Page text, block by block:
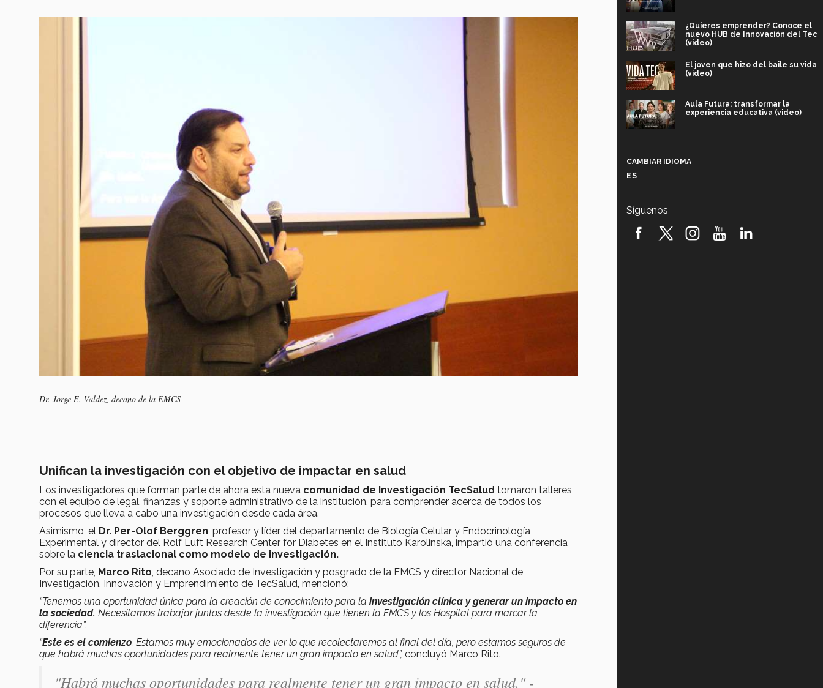
Dr. Jorge E. Valdez, decano de la EMCS
Unifican la investigación con el objetivo de impactar en salud
Los investigadores que forman parte de ahora esta nueva comunidad de Investigación TecSalud tomaron talleres
con el equipo de legal, finanzas y soporte administrativo de la institución, para comprender acerca de todos los
procesos que lleva a cabo una investigación desde cada área.
Asimismo, el Dr. Per-Olof Berggren, profesor y líder del departamento de Biología Celular y Endocrinología
Experimental y director del Rolf Luft Research Center for Diabetes en el Instituto Karolinska, impartió una conferencia
sobre la ciencia traslacional como modelo de investigación.
Por su parte, Marco Rito, decano Asociado de Investigación y posgrado de la EMCS y director Nacional de
Investigación, Innovación y Emprendimiento de TecSalud, mencionó:
“Tenemos una oportunidad única para la creación de conocimiento para la investigación clínica y generar un impacto en
la sociedad. Necesitamos trabajar juntos desde la investigación que tienen la EMCS y los Hospital para marcar la
diferencia”.
“Este es el comienzo. Estamos muy emocionados de ver lo que recolectaremos al final del día, pero estamos seguros de
que habrá muchas oportunidades para realmente tener un gran impacto en salud”, concluyó Marco Rito.
"Habrá muchas oportunidades para realmente tener un gran impacto en salud." -
¿Quieres emprender? Conoce el
nuevo HUB de Innovación del Tec
(video)
El joven que hizo del baile su vida
(video)
Aula Futura: transformar la
experiencia educativa (video)
robótica FIRST 2026! (video)
CAMBIAR IDIOMA
ES
Síguenos